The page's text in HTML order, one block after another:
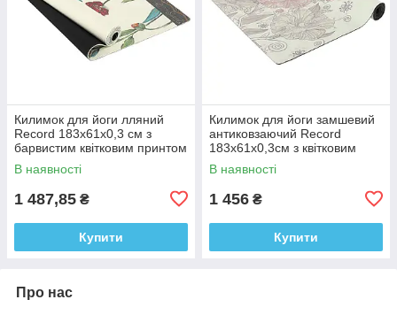
Килимок для йоги лляний
Record 183x61x0,3 см з
барвистим квітковим принтом
В наявності
1 487,85 ₴
Купити
Килимок для йоги замшевий
антиковзаючий Record
183x61x0,3см з квітковим
принтом
В наявності
1 456 ₴
Купити
Про нас